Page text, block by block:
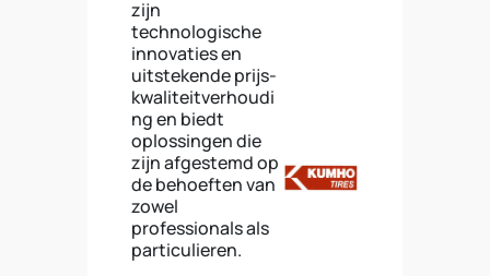
zijn
technologische
innovaties en
uitstekende prijs-
kwaliteitverhoudi
ng en biedt
oplossingen die
zijn afgestemd op
de behoeften van
zowel
professionals als
particulieren.